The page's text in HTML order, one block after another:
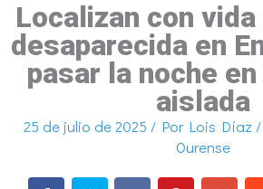
Localizan con
desaparecida en
pasar la noche
aislada
25 de julio de 2025 / Por Lois Díaz /
Ourense